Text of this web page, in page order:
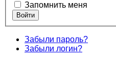
Запомнить меня
Забыли пароль?
Забыли логин?